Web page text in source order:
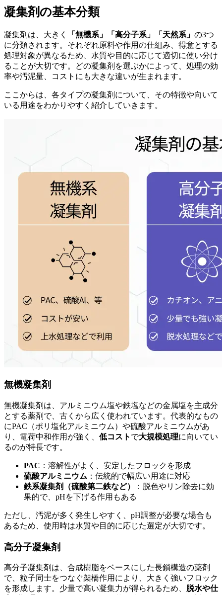
凝集剤の基本分類
凝集剤は、大きく 「無機系」「高分子系」「天然系」 の3つ
に分類されます。それぞれ原料や作用の仕組み、得意とする
処理対象が異なるため、水質や目的に応じて適切に使い分け
ることが大切です。どの凝集剤を選ぶかによって、処理の効
率や汚泥量、コストにも大きな違いが生まれます。
ここからは、各タイプの凝集剤について、その特徴や向いて
いる用途をわかりやすく紹介していきます。
無機凝集剤
無機凝集剤は、アルミニウム塩や鉄塩などの金属塩を主成分
とする薬剤で、古くから広く使われています。代表的なもの
にPAC（ポリ塩化アルミニウム）や硫酸アルミニウムがあ
り、電荷中和作用が強く、 低コスト で大規模処理に向いてい
るのが特長です。
PAC ：溶解性がよく、安定したフロックを形成
硫酸アルミニウム ：伝統的で幅広い用途に対応
鉄系凝集剤（硫酸第二鉄など）
：脱色やリン除去に効
果的で、pHを下げる作用もある
ただし、汚泥が多く発生しやすく、pH調整が必要な場合も
あるため、使用時は水質や目的に応じた選定が大切です。
高分子凝集剤
高分子凝集剤は、合成樹脂をベースにした長鎖構造の薬剤
で、粒子同士をつなぐ架橋作用により、大きく強いフロック
を形成します。少量で高い凝集力が得られるため、 脱水や仕